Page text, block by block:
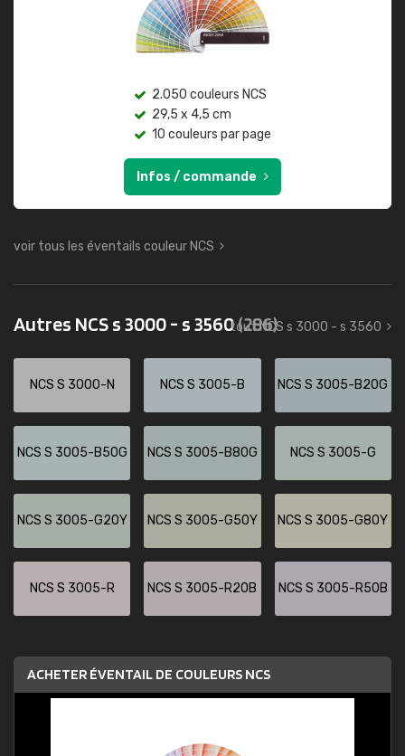
2.050 couleurs NCS
29,5 x 4,5 cm
10 couleurs par page
Infos / commande
voir tous les éventails couleur NCS
Autres NCS s 3000 - s 3560(286)
tout NCS s 3000 - s 3560
NCS S 3000-N NCS S 3005-B NCS S 3005-B20G
NCS S 3005-B50G NCS S 3005-B80G NCS S 3005-G
NCS S 3005-G20Y NCS S 3005-G50Y NCS S 3005-G80Y
NCS S 3005-R NCS S 3005-R20B NCS S 3005-R50B
ACHETER ÉVENTAIL DE COULEURS NCS